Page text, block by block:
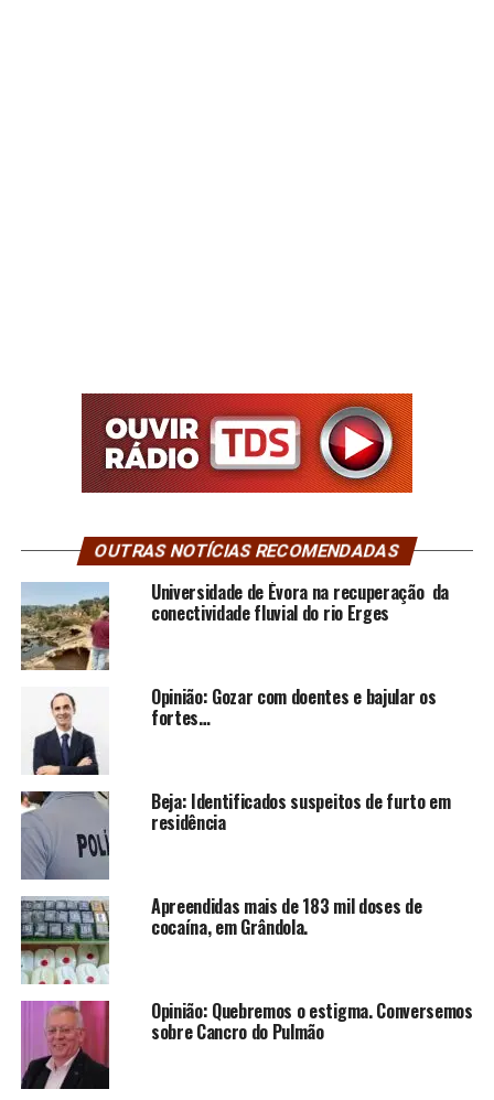
OUTRAS NOTÍCIAS RECOMENDADAS
Universidade de Évora na recuperação da
conectividade fluvial do rio Erges
Opinião: Gozar com doentes e bajular os
fortes…
Beja: Identificados suspeitos de furto em
residência
Apreendidas mais de 183 mil doses de
cocaína, em Grândola.
Opinião: Quebremos o estigma. Conversemos
sobre Cancro do Pulmão